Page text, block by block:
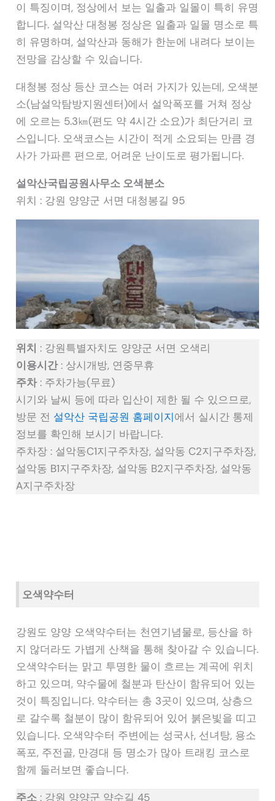
이 특징이며, 정상에서 보는 일출과 일몰이 특히 유명
합니다. 설악산 대청봉 정상은 일출과 일몰 명소로 특
히 유명하며, 설악산과 동해가 한눈에 내려다 보이는
전망을 감상할 수 있습니다.
대청봉 정상 등산 코스는 여러 가지가 있는데, 오색분
소(남설악탐방지원센터)에서 설악폭포를 거쳐 정상
에 오르는 5.3㎞(편도 약 4시간 소요)가 최단거리 코
스입니다. 오색코스는 시간이 적게 소요되는 만큼 경
사가 가파른 편으로, 어려운 난이도로 평가됩니다.
설악산국립공원사무소 오색분소
위치 : 강원 양양군 서면 대청봉길 95
위치 : 강원특별자치도 양양군 서면 오색리
이용시간: 상시개방, 연중무휴
주차: 주차가능(무료)
시기와 날씨 등에 따라 입산이 제한 될 수 있으므로,
방문 전 설악산 국립공원 홈페이지에서 실시간 통제
정보를 확인해 보시기 바랍니다.
주차장 : 설악동C1지구주차장, 설악동 C2지구주차장,
설악동 B1지구주차장, 설악동 B2지구주차장, 설악동
A지구주차장
오색약수터
강원도 양양 오색약수터는 천연기념물로, 등산을 하
지 않더라도 가볍게 산책을 통해 찾아갈 수 있습니다.
오색약수터는 맑고 투명한 물이 흐르는 계곡에 위치
하고 있으며, 약수물에 철분과 탄산이 함유되어 있는
것이 특징입니다. 약수터는 총 3곳이 있으며, 상층으
로 갈수록 철분이 많이 함유되어 있어 붉은빛을 띠고
있습니다. 오색약수터 주변에는 성국사, 선녀탕, 용소
폭포, 주전골, 만경대 등 명소가 많아 트래킹 코스로
함께 둘러보면 좋습니다.
주소 : 강원 양양군 약수길 45